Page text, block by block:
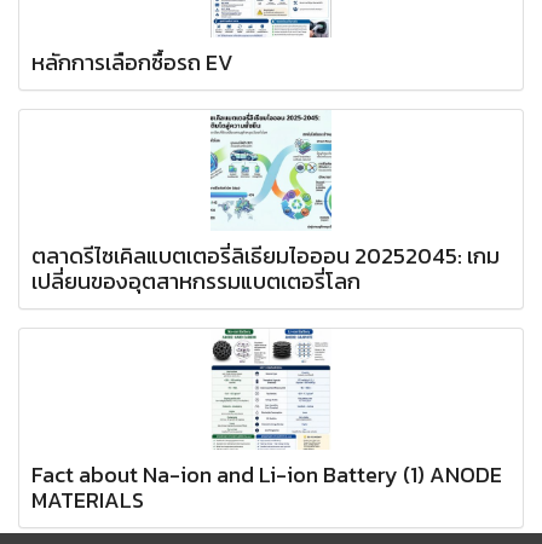
หลักการเลือกซื้อรถ EV
ตลาดรีไซเคิลแบตเตอรี่ลิเธียมไอออน 20252045: เกม
เปลี่ยนของอุตสาหกรรมแบตเตอรี่โลก
Fact about Na-ion and Li-ion Battery (1) ANODE
MATERIALS